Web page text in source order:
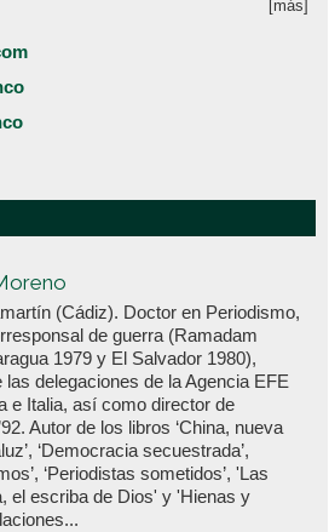
[más]
(Cádiz). Doctor en Periodismo,
de guerra (Ramadam
1979 y El Salvador 1980),
las delegaciones de la Agencia EFE
e Italia, así como director de
Autor de los libros ‘China, nueva
‘Democracia secuestrada’,
‘Periodistas sometidos’, 'Las
el escriba de Dios' y 'Hienas y